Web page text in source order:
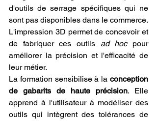
d'outils de serrage spécifiques qui ne
sont pas disponibles dans le commerce.
L'impression 3D permet de concevoir et
de fabriquer ces outils ad hoc pour
améliorer la précision et l'efficacité de
leur métier.
La formation sensibilise à la conception
de gabarits de haute précision. Elle
apprend à l'utilisateur à modéliser des
outils qui intègrent des tolérances de